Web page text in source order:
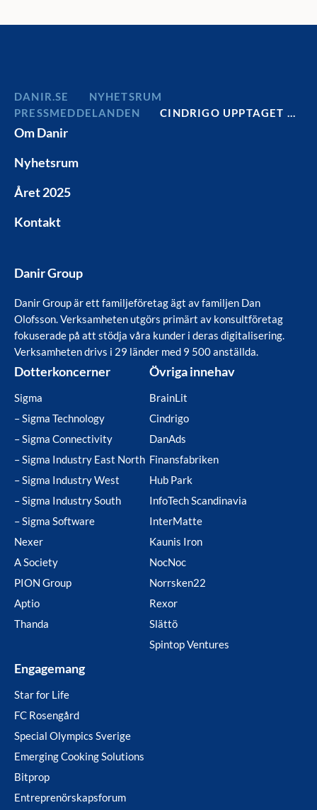
DANIR
NYHETSRUM
PRESSMEDDELANDEN
CINDRIGO UPPTAGET …
Om Danir
Nyhetsrum
Året 2025
Kontakt
Danir Group
Danir Group är ett familjeföretag ägt av familjen Dan
Olofsson. Verksamheten utgörs primärt av konsultföretag
fokuserade på att stödja våra kunder i deras digitalisering.
Verksamheten drivs i 29 länder med 9 500 anställda.
Dotterkoncerner
Sigma
– Sigma Technology
– Sigma Connectivity
– Sigma Industry East North
– Sigma Industry West
– Sigma Industry South
– Sigma Software
Nexer
A Society
PION Group
Aptio
Thanda
Övriga innehav
BrainLit
Cindrigo
DanAds
Finansfabriken
Hub Park
InfoTech Scandinavia
InterMatte
Kaunis Iron
NocNoc
Norrsken22
Rexor
Slättö
Spintop Ventures
Engagemang
Star for Life
FC Rosengård
Special Olympics Sverige
Emerging Cooking Solutions
Bitprop
Entreprenörskapsforum